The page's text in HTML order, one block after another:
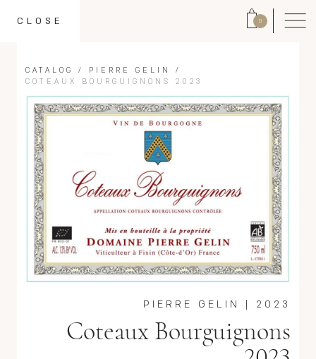
0
CLOSE
CATALOG / PIERRE GELIN
/
COTEAUX BOURGUIGNONS 2023
2023
PIERRE GELIN
Coteaux Bourguignons